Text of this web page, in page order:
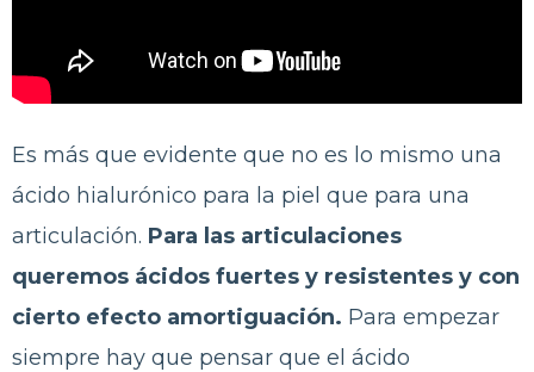
Es más que evidente que no es lo mismo una
ácido hialurónico para la piel que para una
articulación. Para las articulaciones
queremos ácidos fuertes y resistentes y con
cierto efecto amortiguación. Para empezar
siempre hay que pensar que el ácido